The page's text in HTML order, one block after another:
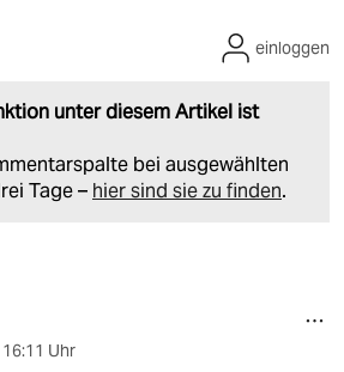
unter diesem Artikel ist
bei ausgewählten
Tage – hier sind sie zu finden.
einloggen
16:11 Uhr